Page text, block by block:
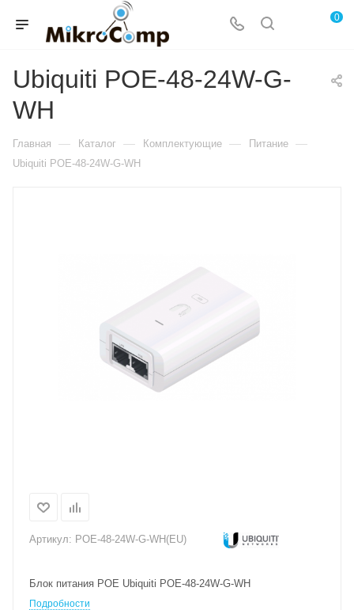
0
Ubiquiti POE-48-24W-G-
WH
Главная — Каталог — Комплектующие — Питание —
Ubiquiti POE-48-24W-G-WH
Артикул: POE-48-24W-G-WH(EU)
Блок питания POE Ubiquiti POE-48-24W-G-WH
Подробности